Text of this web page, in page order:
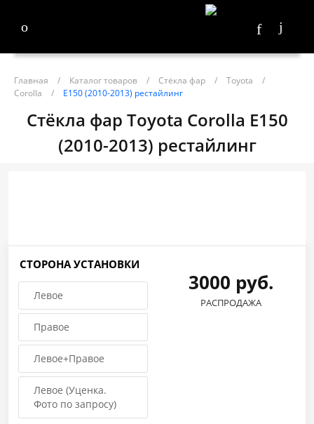
Главная / Каталог товаров / Стёкла фар / Toyota
/
Corolla
/ E150 (2010-2013) рестайлинг
Стёкла фар Toyota Corolla E150
(2010-2013) рестайлинг
СТОРОНА УСТАНОВКИ
Левое
Правое
Левое+Правое
Левое (Уценка.
Фото по запросу)
3000 руб.
РАСПРОДАЖА